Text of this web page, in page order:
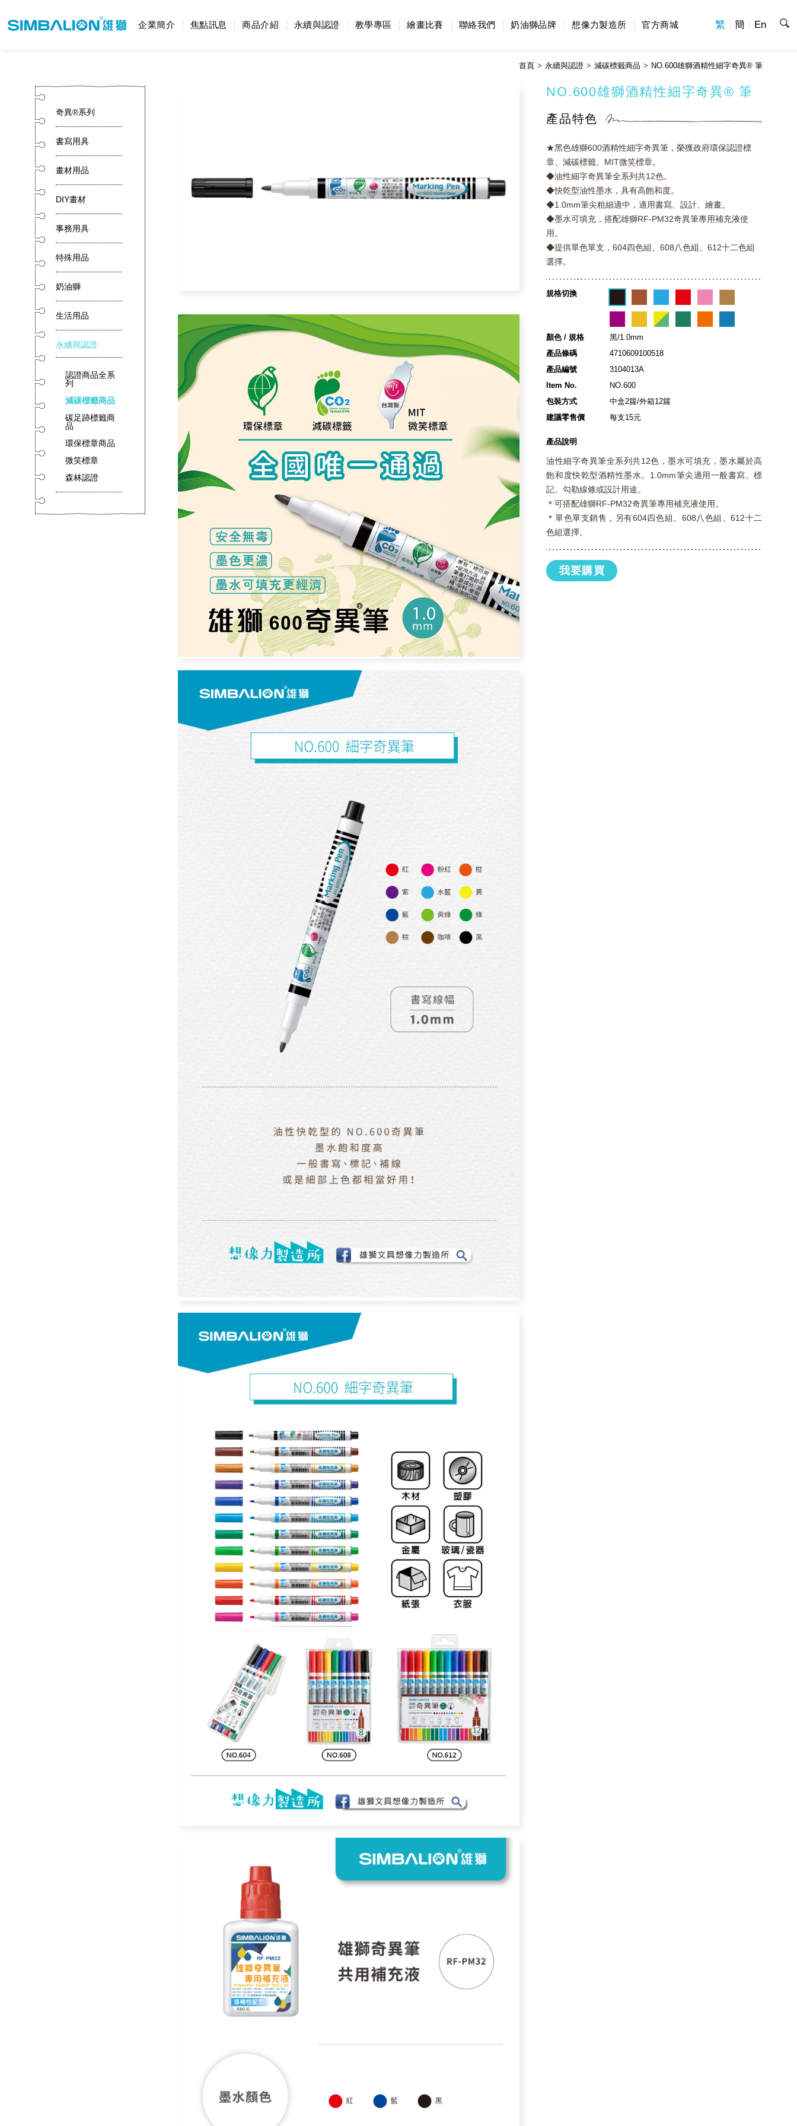
企業簡介 焦點訊息 商品介紹 永續與認證 教學專區 繪畫比賽 聯絡我們 奶油獅品牌 想像力製造所 官方商城 繁 簡 En
首頁 永續與認證 減碳標籤商品 NO.600雄獅酒精性細字奇異® 筆
奇異®系列
書寫用具
畫材用品
DIY畫材
事務用具
特殊用品
奶油獅
生活用品
永續與認證
認證商品全系
列
減碳標籤商品
碳足跡標籤商
品
環保標章商品
微笑標章
森林認證
NO.600雄獅酒精性細字奇異® 筆
產品特色
★黑色雄獅600酒精性細字奇異筆，榮獲政府環保認證標
章、減碳標籤、MIT微笑標章。
◆油性細字奇異筆全系列共12色。
◆快乾型油性墨水，具有高飽和度。
◆1.0mm筆尖粗細適中，適用書寫、設計、繪畫。
◆墨水可填充，搭配雄獅RF-PM32奇異筆專用補充液使
用。
◆提供單色單支，604四色組、608八色組、612十二色組
選擇。
規格切換
顏色 / 規格
黑/1.0mm
產品條碼
4710609100518
產品編號
3104013A
Item No.
NO.600
包裝方式
中盒2籮/外箱12籮
建議零售價
每支15元
產品說明
油性細字奇異筆全系列共12色，墨水可填充，墨水屬於高
飽和度快乾型酒精性墨水。1.0mm筆尖適用一般書寫、標
記、勾勒線條或設計用途。
＊可搭配雄獅RF-PM32奇異筆專用補充液使用。
＊單色單支銷售，另有604四色組、608八色組、612十二
色組選擇。
我要購買